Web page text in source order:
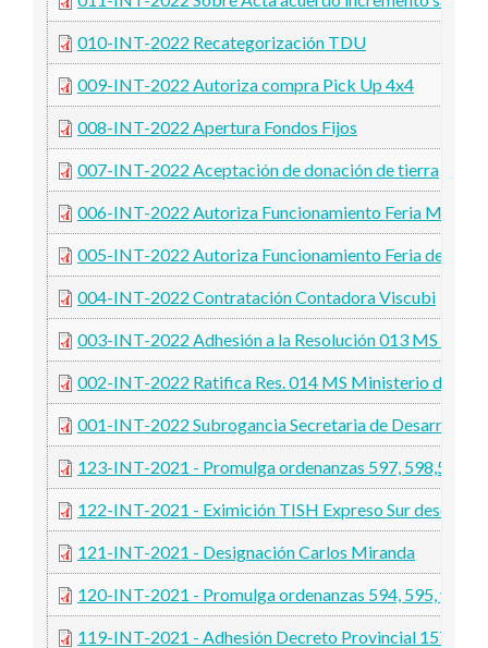
010-INT-2022 Recategorización TDU
009-INT-2022 Autoriza compra Pick Up 4x4
008-INT-2022 Apertura Fondos Fijos
007-INT-2022 Aceptación de donación de tierra
006-INT-2022 Autoriza Funcionamiento Feria Manos
005-INT-2022 Autoriza Funcionamiento Feria de
004-INT-2022 Contratación Contadora Viscubi
003-INT-2022 Adhesión a la Resolución 013 MS
002-INT-2022 Ratifica Res. 014 MS Ministerio de
001-INT-2022 Subrogancia Secretaria de Desarrollo
123-INT-2021 - Promulga ordenanzas 597, 598,599,
122-INT-2021 - Eximición TISH Expreso Sur desde
121-INT-2021 - Designación Carlos Miranda
120-INT-2021 - Promulga ordenanzas 594, 595, y
119-INT-2021 - Adhesión Decreto Provincial 1577-